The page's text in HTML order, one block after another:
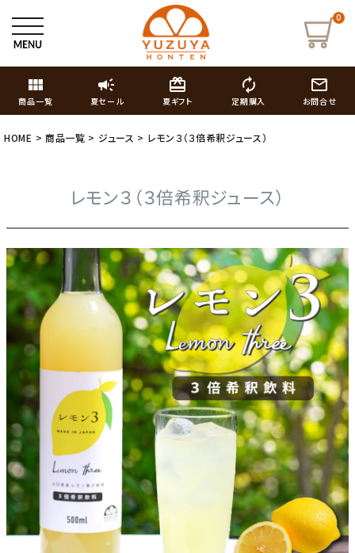
0
view_module
商品一覧
campaign
夏セール
card_giftcard
夏ギフト
autorenew
定期購入
mail_outline
お問合せ
HOME 商品一覧 ジュース レモン３（３倍希釈ジュース）
レモン３（３倍希釈ジュース）